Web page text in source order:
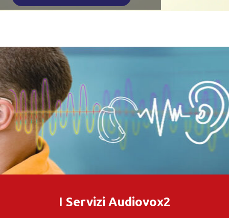
I Servizi Audiovox2